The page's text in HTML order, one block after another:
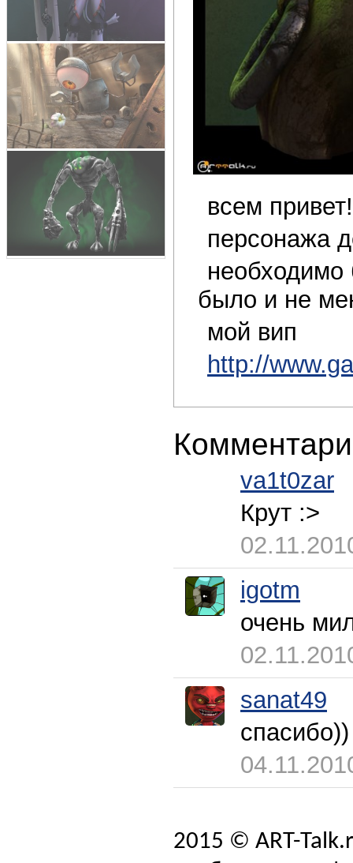
всем привет!
персонажа
необходимо
было и не
мой вип
http://
va1t0zar
Крут :>
igotm
очень
sanat49
спасибо))
2015 © ART-